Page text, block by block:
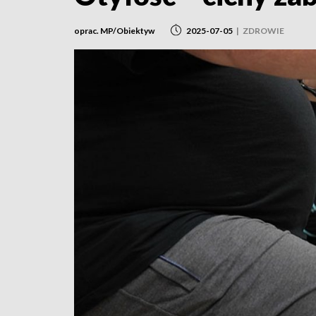
oprac. MP/Obiektyw 2025-07-05 | ZDROWIE